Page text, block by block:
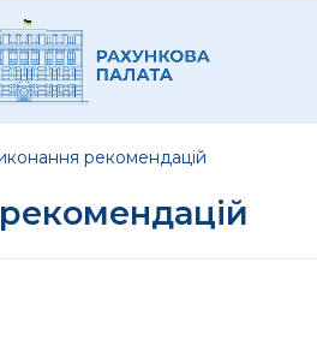
рекомендацій